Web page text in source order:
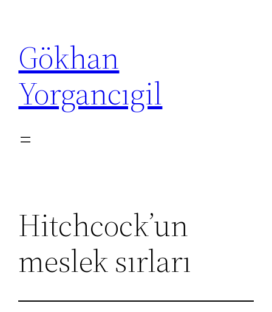
Gökhan
Yorgancıgil
Hitchcock’un
meslek sırları